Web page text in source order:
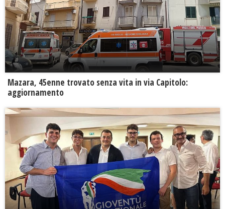
Mazara, 45enne trovato senza vita in via Capitolo:
aggiornamento